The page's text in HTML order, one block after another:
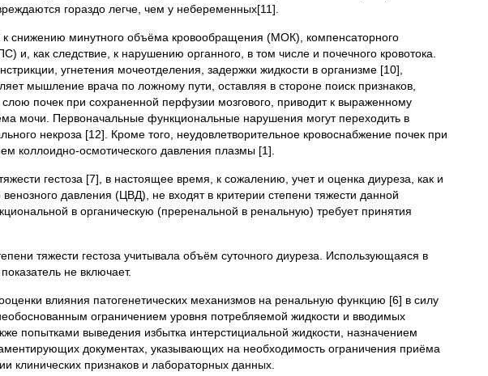
гораздо легче, чем у небеременных[11].
снижению минутного объёма кровообращения (МОК), компенсаторного
как следствие, к нарушению органного, в том числе и почечного кровотока.
угнетения мочеотделения, задержки жидкости в организме [10],
мышление врача по ложному пути, оставляя в стороне поиск признаков,
почек при сохраненной перфузии мозгового, приводит к выраженному
мочи. Первоначальные функциональные нарушения могут переходить в
некроза [12]. Кроме того, неудовлетворительное кровоснабжение почек при
коллоидно-осмотического давления плазмы [1].
гестоза [7], в настоящее время, к сожалению, учет и оценка диуреза, как и
давления (ЦВД), не входят в критерии степени тяжести данной
в органическую (преренальной в ренальную) требует принятия
тяжести гестоза учитывала объём суточного диуреза. Использующаяся в
не включает.
влияния патогенетических механизмов на ренальную функцию [6] в силу
ограничением уровня потребляемой жидкости и вводимых
попытками выведения избытка интерстициальной жидкости, назначением
документах, указывающих на необходимость ограничения приёма
клинических признаков и лабораторных данных.